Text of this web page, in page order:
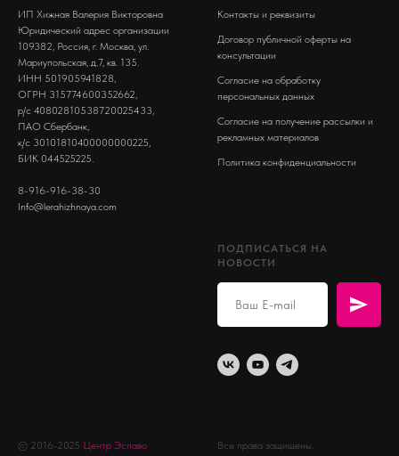
ИП Хижная Валерия Викторовна
Юридический адрес организации
109382, Россия, г. Москва, ул.
Мариупольская, д.7, кв. 135.
ИНН 501905941828,
ОГРН 315774600352662,
р/с 40802810538720025433,
ПАО Сбербанк,
к/с 30101810400000000225,
БИК 044525225.
8-916-916-38-30
Info@lerahizhnaya.com
Контакты и реквизиты
Договор публичной оферты на
консультации
Согласие на обработку
персональных данных
Согласие на получение рассылки и
рекламных материалов
Политика конфиденциальности
ПОДПИСАТЬСЯ НА
НОВОСТИ
© 2016-2025 Центр Эспаво Все права защищены.